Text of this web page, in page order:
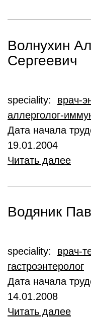
Волнухин
Сергеевич
speciality: врач-
аллерголог-
Дата начала
19.01.2004
Читать далее
Водяник
speciality: врач-
гастроэнтеролог
Дата начала
14.01.2008
Читать далее